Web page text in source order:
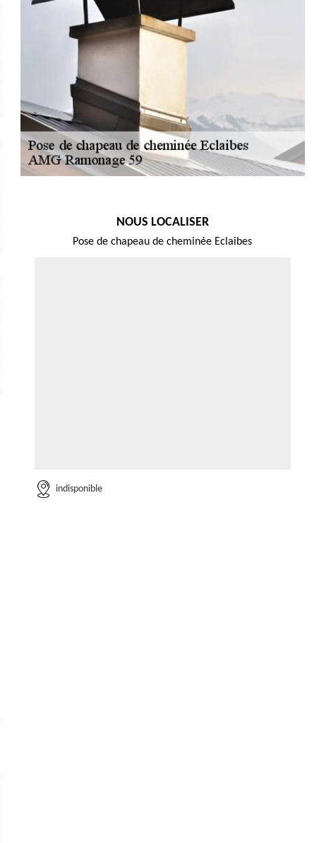
NOUS LOCALISER
Pose de chapeau de cheminée Eclaibes
indisponible